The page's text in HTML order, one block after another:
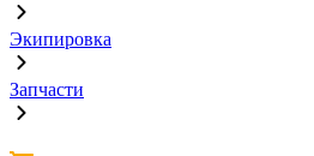
Экипировка
Запчасти